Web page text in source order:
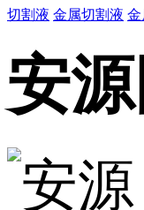
切割液 金属切割液 金
安